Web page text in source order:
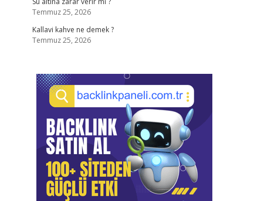
Temmuz 25, 2026
Kallavi kahve ne demek ?
Temmuz 25, 2026